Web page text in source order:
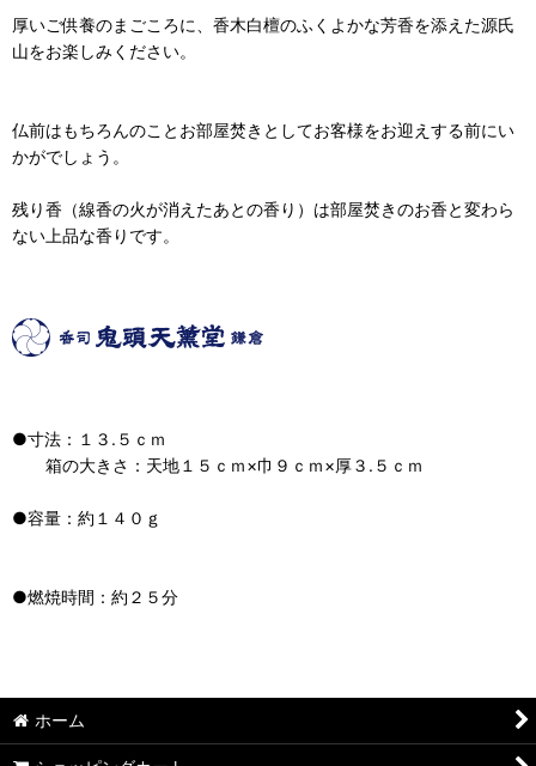
厚いご供養のまごころに、香木白檀のふくよかな芳香を添えた源氏
山をお楽しみください。
仏前はもちろんのことお部屋焚きとしてお客様をお迎えする前にい
かがでしょう。
残り香（線香の火が消えたあとの香り）は部屋焚きのお香と変わら
ない上品な香りです。
●寸法：１３.５ｃｍ
箱の大きさ：天地１５ｃｍ×巾９ｃｍ×厚３.５ｃｍ
●容量：約１４０ｇ
●燃焼時間：約２５分
ホーム